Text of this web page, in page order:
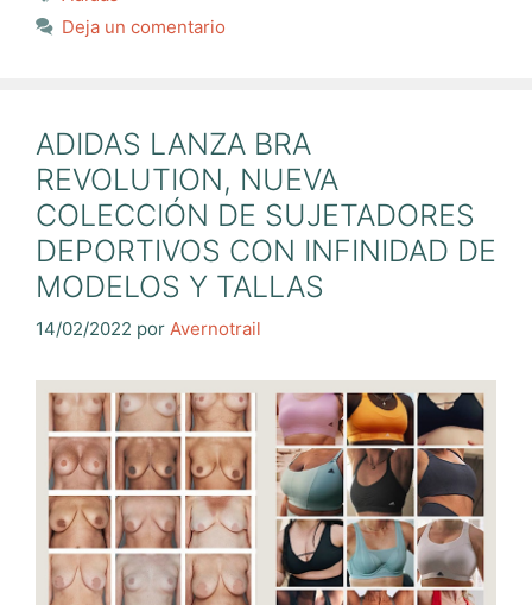
Deja un comentario
ADIDAS LANZA BRA
REVOLUTION, NUEVA
COLECCIÓN DE SUJETADORES
DEPORTIVOS CON INFINIDAD DE
MODELOS Y TALLAS
14/02/2022 por Avernotrail